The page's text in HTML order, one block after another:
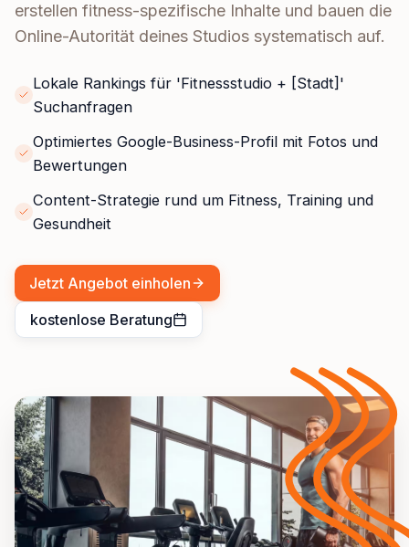
erstellen fitness-spezifische Inhalte und bauen die
Online-Autorität deines Studios systematisch auf.
Lokale Rankings für 'Fitnessstudio + [Stadt]'
Suchanfragen
Optimiertes Google-Business-Profil mit Fotos und
Bewertungen
Content-Strategie rund um Fitness, Training und
Gesundheit
Jetzt Angebot einholen
kostenlose Beratung